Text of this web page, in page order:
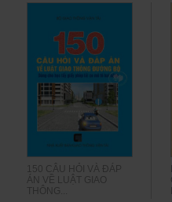
150 CÂU HỎI VÀ ĐÁP
ÁN VỀ LUẬT GIAO
THÔNG...